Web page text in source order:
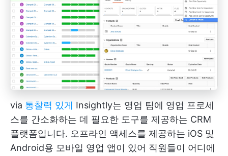
via 통찰력 있게 Insightly는 영업 팀에 영업 프로세
스를 간소화하는 데 필요한 도구를 제공하는 CRM
플랫폼입니다. 오프라인 액세스를 제공하는 iOS 및
Android용 모바일 영업 앱이 있어 직원들이 어디에